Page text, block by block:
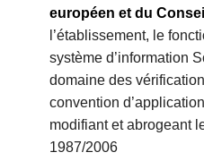
européen et du
l’établissement, le
système d’information
domaine des
convention
modifiant et abrogeant
1987/2006